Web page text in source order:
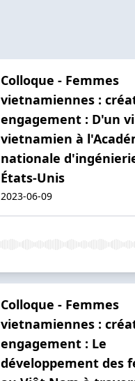
Colloque - Femmes
vietnamiennes :
engagement : D'un
vietnamien à
nationale
États-Unis
2023-06-09
Colloque - Femmes
vietnamiennes :
engagement : Le
développement des